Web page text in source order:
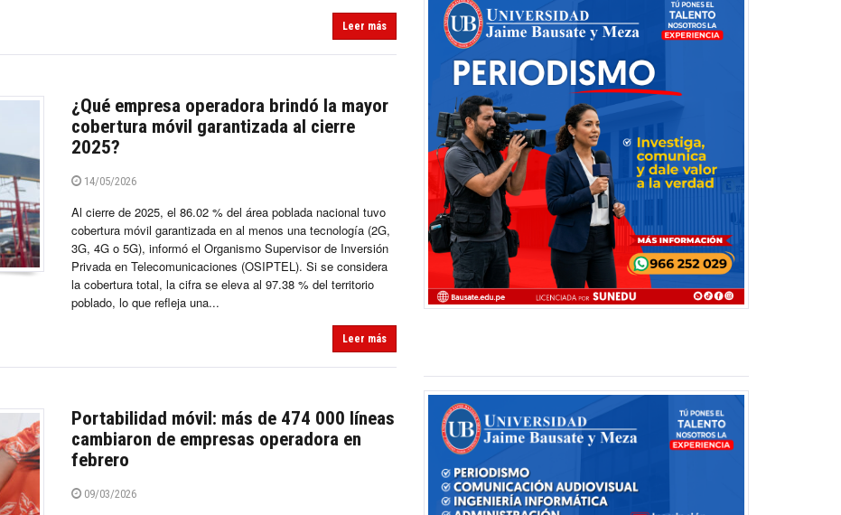
Leer más
¿Qué empresa operadora brindó la mayor
cobertura móvil garantizada al cierre
2025?
14/05/2026
Al cierre de 2025, el 86.02 % del área poblada nacional tuvo
cobertura móvil garantizada en al menos una tecnología (2G,
3G, 4G o 5G), informó el Organismo Supervisor de Inversión
Privada en Telecomunicaciones (OSIPTEL). Si se considera
la cobertura total, la cifra se eleva al 97.38 % del territorio
poblado, lo que refleja una...
Leer más
Portabilidad móvil: más de 474 000 líneas
cambiaron de empresas operadora en
febrero
09/03/2026